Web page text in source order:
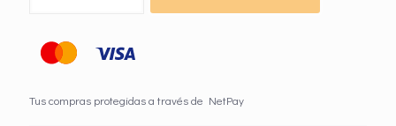
Tus compras protegidas a través de NetPay